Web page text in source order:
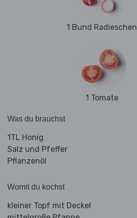
1 Bund Radieschen
1 Tomate
Was du brauchst
1TL Honig
Salz und Pfeffer
Pflanzenöl
Womit du kochst
kleiner Topf mit Deckel